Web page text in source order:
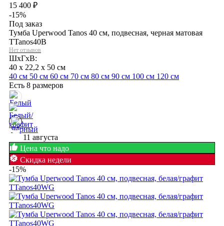
15 400 ₽
-15%
Под заказ
Тумба Uperwood Tanos 40 см, подвесная, черная матовая
TTanos40B
Нет отзывов
ШхГхВ:
40 x 22,2 x 50 см
40 см 50 см 60 см 70 см 80 см 90 см 100 см 120 см
Есть 8 размеров
11 августа
Цена что надо
Скидка недели
-15%